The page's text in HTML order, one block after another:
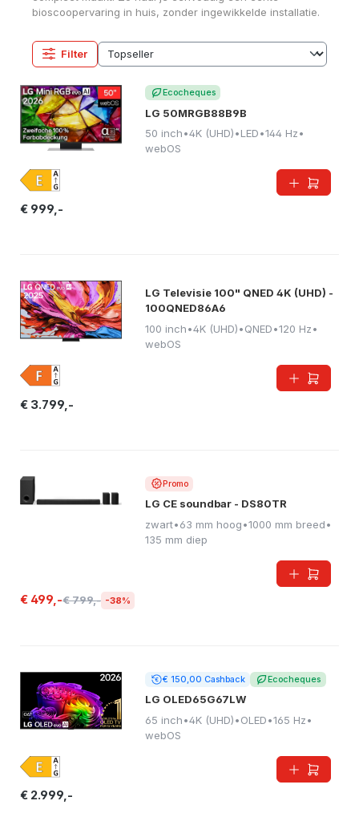
bioscoopervaring in huis, zonder ingewikkelde installatie.
Filter
Ecocheques
LG 50MRGB88B9B
50 inch•4K (UHD)•LED•144 Hz•
webOS
€ 999,-
LG Televisie 100" QNED 4K (UHD) -
100QNED86A6
100 inch•4K (UHD)•QNED•120 Hz•
webOS
€ 3.799,-
Promo
LG CE soundbar - DS80TR
zwart•63 mm hoog•1000 mm breed•
135 mm diep
€ 499,-€ 799,- -38%
€ 150,00 Cashback Ecocheques
LG OLED65G67LW
65 inch•4K (UHD)•OLED•165 Hz•
webOS
€ 2.999,-